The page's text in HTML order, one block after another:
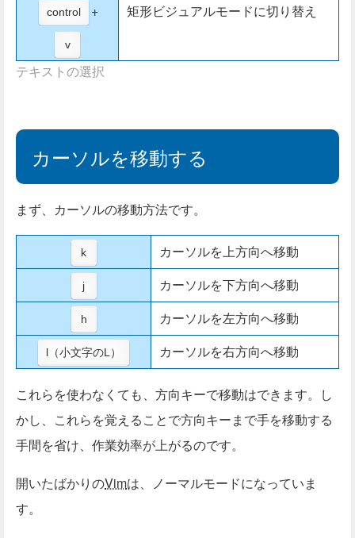
control +
v
矩形ビジュアルモードに切り替え
テキストの選択
カーソルを移動する
まず、カーソルの移動方法です。
k カーソルを上方向へ移動
j カーソルを下方向へ移動
h カーソルを左方向へ移動
l（小文字のL） カーソルを右方向へ移動
これらを使わなくても、方向キーで移動はできます。し
かし、これらを覚えることで方向キーまで手を移動する
手間を省け、作業効率が上がるのです。
開いたばかりのVimは、ノーマルモードになっていま
す。